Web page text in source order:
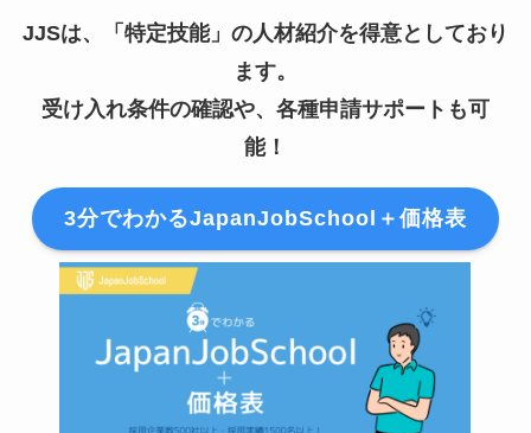
JJSは、「特定技能」の人材紹介を得意としており
ます。
受け入れ条件の確認や、各種申請サポートも可
能！
3分でわかるJapanJobSchool＋価格表